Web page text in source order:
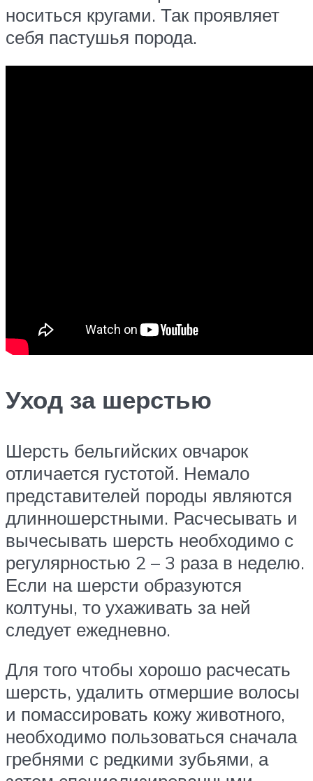
носиться кругами. Так проявляет
себя пастушья порода.
Уход за шерстью
Шерсть бельгийских овчарок
отличается густотой. Немало
представителей породы являются
длинношерстными. Расчесывать и
вычесывать шерсть необходимо с
регулярностью 2 – 3 раза в неделю.
Если на шерсти образуются
колтуны, то ухаживать за ней
следует ежедневно.
Для того чтобы хорошо расчесать
шерсть, удалить отмершие волосы
и помассировать кожу животного,
необходимо пользоваться сначала
гребнями с редкими зубьями, а